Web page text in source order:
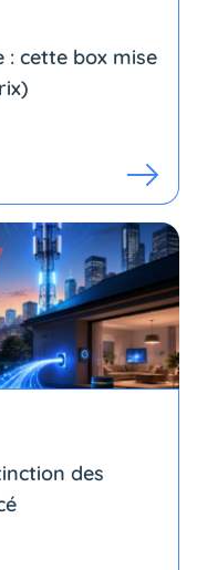
: cette box mise
des